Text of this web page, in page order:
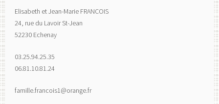
Elisabeth et Jean-Marie FRANCOIS
24, rue du Lavoir St-Jean
52230 Echenay
03.25.94.25.35
06.81.10.81.24
famille.francois1@orange.fr